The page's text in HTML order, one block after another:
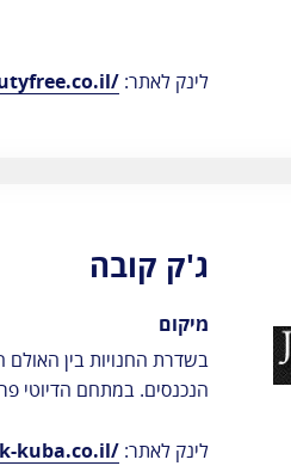
לינק לאתר:
ג'ק קובה
מיקום
בשדרת החנויות בין האולם
הנכנסים. במתחם הדיוטי
לינק לאתר: kuba.co.il/